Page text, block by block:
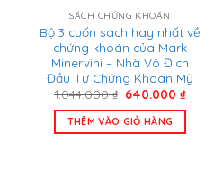
SÁCH CHỨNG KHOÁN
Bộ 3 cuốn sách hay nhất về
chứng khoán của Mark
Minervini – Nhà Vô Địch
Đầu Tư Chứng Khoán Mỹ
1.044.000₫ Giá
là:
1.044.000 ₫.
640.000₫Giá
THÊM VÀO GIỎ HÀNG